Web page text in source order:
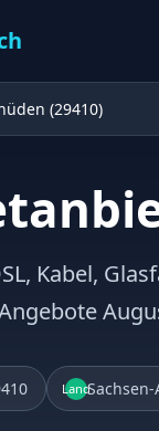
(29410)
Kabel,
Land